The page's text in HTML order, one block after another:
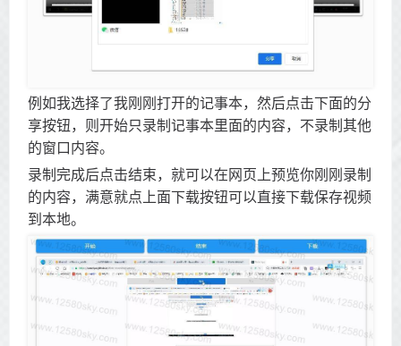
例如我选择了我刚刚打开的记事本，然后点击下面的分
享按钮，则开始只录制记事本里面的内容，不录制其他
的窗口内容。
录制完成后点击结束，就可以在网页上预览你刚刚录制
的内容，满意就点上面下载按钮可以直接下载保存视频
到本地。